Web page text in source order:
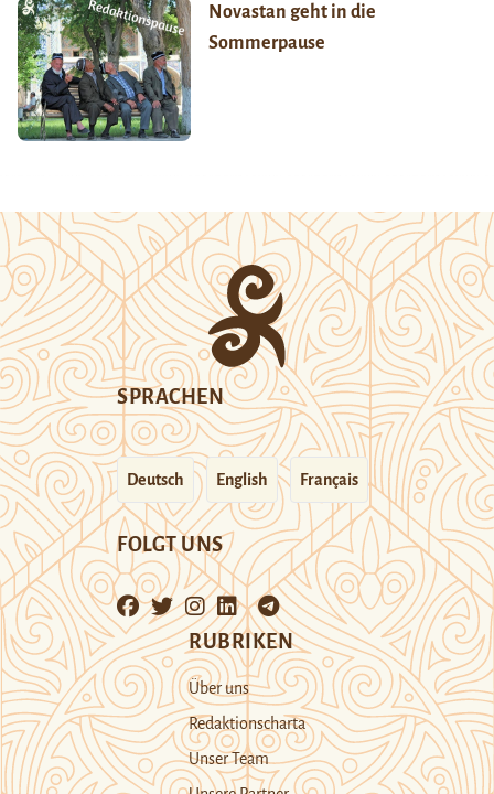
Novastan geht in die
Sommerpause
SPRACHEN
Deutsch English Français
FOLGT UNS
RUBRIKEN
Über uns
Redaktionscharta
Unser Team